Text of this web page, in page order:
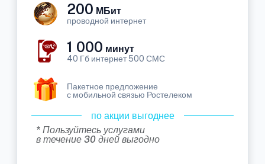
200 МБит
проводной интернет
1 000 минут
40 Гб интернет 500 СМС
Пакетное предложение
с мобильной связью Ростелеком
по акции выгоднее
* Пользуйтесь услугами
в течение 30 дней выгодно